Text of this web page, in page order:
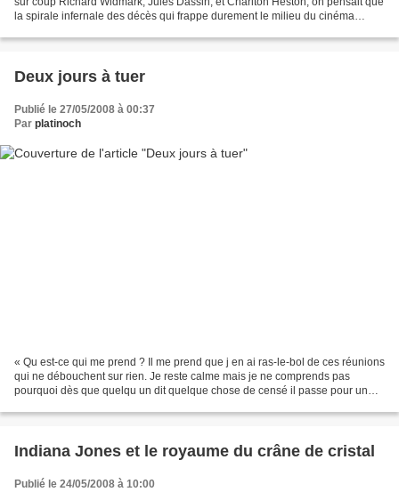
la spirale infernale des décès qui frappe durement le milieu du cinéma
Deux jours à tuer
Publié le 27/05/2008 à 00:37
Par platinoch
« Qu est-ce qui me prend ? Il me prend que j en ai ras-le-bol de ces réunions
qui ne débouchent sur rien. Je reste calme mais je ne comprends pas
pourquoi dès que quelqu un dit quelque chose de censé il passe pour un
Indiana Jones et le royaume du crâne de cristal
Publié le 24/05/2008 à 10:00